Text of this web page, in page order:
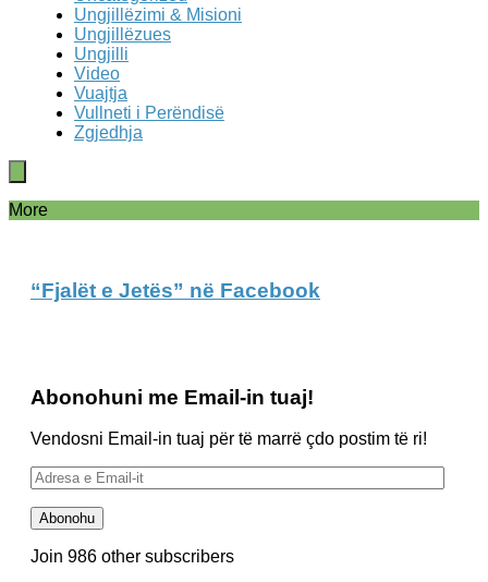
Ungjillëzimi & Misioni
Ungjillëzues
Ungjilli
Video
Vuajtja
Vullneti i Perëndisë
Zgjedhja
More
“Fjalët e Jetës” në Facebook
Abonohuni me Email-in tuaj!
Vendosni Email-in tuaj për të marrë çdo postim të ri!
Adresa
e
Email-
it
Abonohu
Join 986 other subscribers